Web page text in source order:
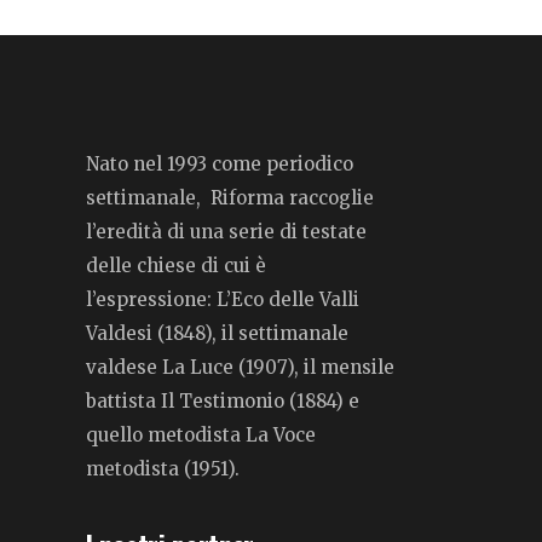
Nato nel 1993 come periodico
settimanale, Riforma raccoglie
l’eredità di una serie di testate
delle chiese di cui è
l’espressione: L’Eco delle Valli
Valdesi (1848), il settimanale
valdese La Luce (1907), il mensile
battista Il Testimonio (1884) e
quello metodista La Voce
metodista (1951).